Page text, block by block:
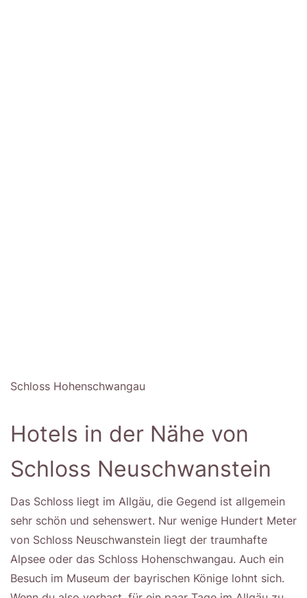
Schloss Hohenschwangau
Hotels in der Nähe von
Schloss Neuschwanstein
Das Schloss liegt im Allgäu, die Gegend ist allgemein
sehr schön und sehenswert. Nur wenige Hundert Meter
von Schloss Neuschwanstein liegt der traumhafte
Alpsee oder das Schloss Hohenschwangau. Auch ein
Besuch im Museum der bayrischen Könige lohnt sich.